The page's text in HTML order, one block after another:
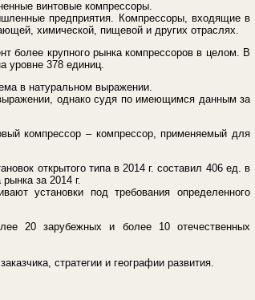
винтовые компрессоры.
предприятия. Компрессоры, входящие в
химической, пищевой и других отраслях.
более крупного рынка компрессоров в целом. В
уровне 378 единиц.
в натуральном выражении.
однако судя по имеющимся данным за
компрессор – компрессор, применяемый для
открытого типа в 2014 г. составил 406 ед. в
за 2014 г.
установки под требования определенного
20 зарубежных и более 10 отечественных
стратегии и географии развития.